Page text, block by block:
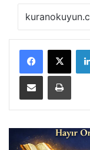
E-Posta ile paylaş